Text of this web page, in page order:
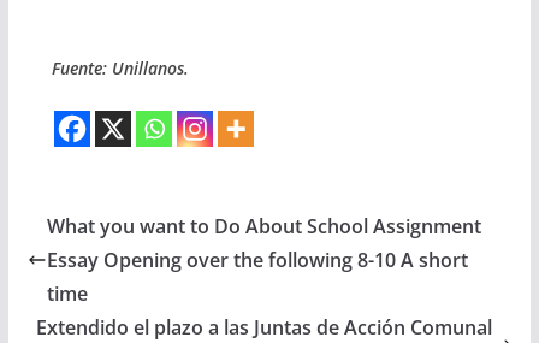
Fuente: Unillanos.
What you want to Do About School Assignment
Essay Opening over the following 8-10 A short
time
Extendido el plazo a las Juntas de Acción Comunal